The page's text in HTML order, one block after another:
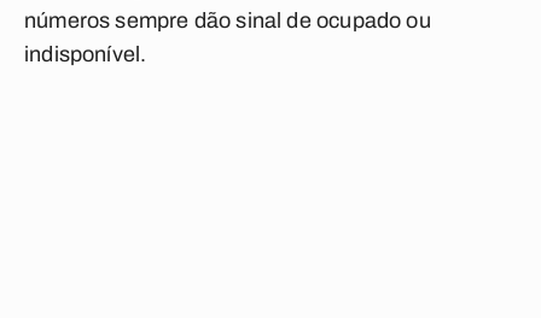
números sempre dão sinal de ocupado ou
indisponível.